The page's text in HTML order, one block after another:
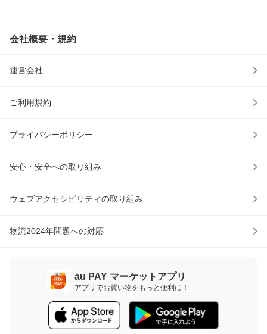
会社概要・規約
運営会社
ご利用規約
プライバシーポリシー
安心・安全への取り組み
ウェブアクセシビリティの取り組み
物流2024年問題への対応
au PAY マーケットアプリ
アプリでお買い物をもっと便利に！